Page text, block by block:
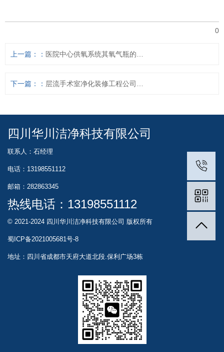
0
上一篇：
下一篇：
四川华川洁净科技有限公司
联系人：石经理
电话：13198551112
邮箱：282863345
热线电话： 13198551112
© 2021-2024 四川华川洁净科技有限公司 版权所有
蜀ICP备2021005681号-8
地址：四川省成都市天府大道北段.保利广场3栋